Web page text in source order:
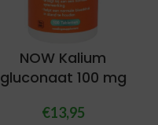
NOW Kalium
gluconaat 100 mg
€13,95